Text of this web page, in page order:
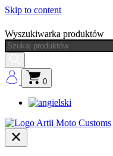
Skip to content
Wyszukiwarka produktów
0